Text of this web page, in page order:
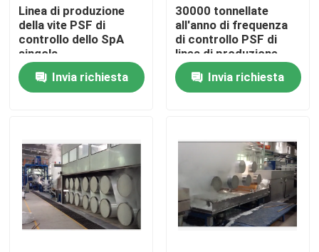
Prodotti
Circa noi
Controllo di qualità
Contattici
Linea di produzione
della vite PSF di
controllo dello SpA
singola
Invia richiesta
30000 tonnellate
all'anno di frequenza
di controllo PSF di
linea di produzione
Invia richiesta